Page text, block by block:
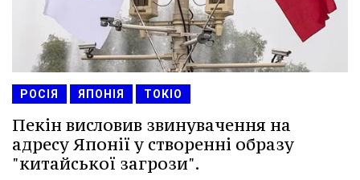
РОСІЯ ЯПОНІЯ ТОКІО
Пекін висловив звинувачення на
адресу Японії у створенні образу
"китайської загрози".